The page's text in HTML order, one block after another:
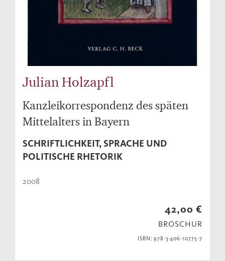
Julian Holzapfl
Kanzleikorrespondenz des späten
Mittelalters in Bayern
SCHRIFTLICHKEIT, SPRACHE UND
POLITISCHE RHETORIK
2008
42,00 €
BROSCHUR
ISBN: 978-3-406-10775-7